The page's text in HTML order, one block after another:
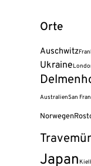
Orte
Auschwitz
Ukraine
AustralienSan
Norwegen
Japan Kiel